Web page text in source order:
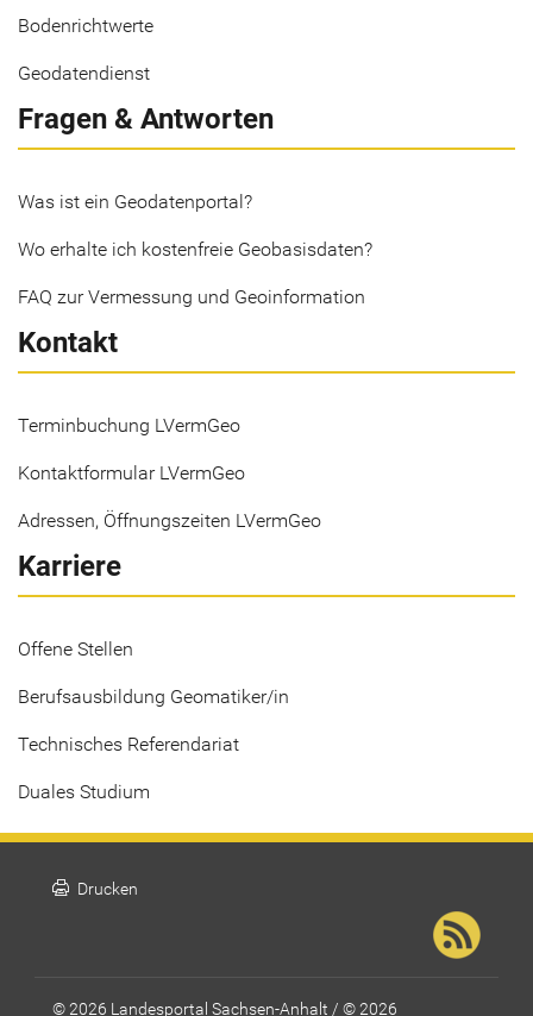
Bodenrichtwerte
Geodatendienst
Fragen & Antworten
Was ist ein Geodatenportal?
Wo erhalte ich kostenfreie Geobasisdaten?
FAQ zur Vermessung und Geoinformation
Kontakt
Terminbuchung LVermGeo
Kontaktformular LVermGeo
Adressen, Öffnungszeiten LVermGeo
Karriere
Offene Stellen
Berufsausbildung Geomatiker/in
Technisches Referendariat
Duales Studium
print Drucken
© 2026 Landesportal Sachsen-Anhalt / © 2026